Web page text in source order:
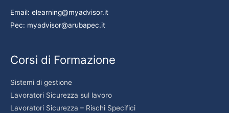
Email: elearning@myadvisor.it
Pec: myadvisor@arubapec.it
Corsi di Formazione
Sistemi di gestione
Lavoratori Sicurezza sul lavoro
Lavoratori Sicurezza – Rischi Specifici